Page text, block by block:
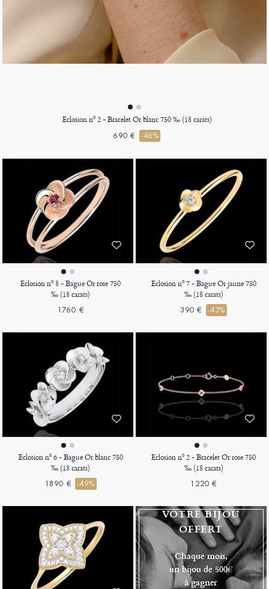
Eclosion nº 2 - Bracelet Or blanc 750 ‰ (18 carats)
690 € -46%
Eclosion nº 8 - Bague Or rose 750
‰ (18 carats)
1760 €
Eclosion nº 7 - Bague Or jaune 750
‰ (18 carats)
390 € -43%
Eclosion nº 6 - Bague Or blanc 750
‰ (18 carats)
1890 € -49%
Eclosion nº 2 - Bracelet Or rose 750
‰ (18 carats)
1220 €
VOTRE BIJOU
OFFERT
Chaque mois,
un bijou de 500€
à gagner